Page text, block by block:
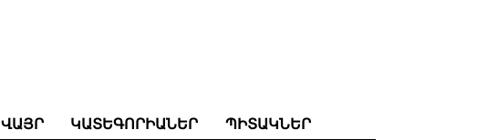
ՎԱՅՐ ԿԱՏԵԳՈՐԻԱՆԵՐ ՊԻՏԱԿՆԵՐ